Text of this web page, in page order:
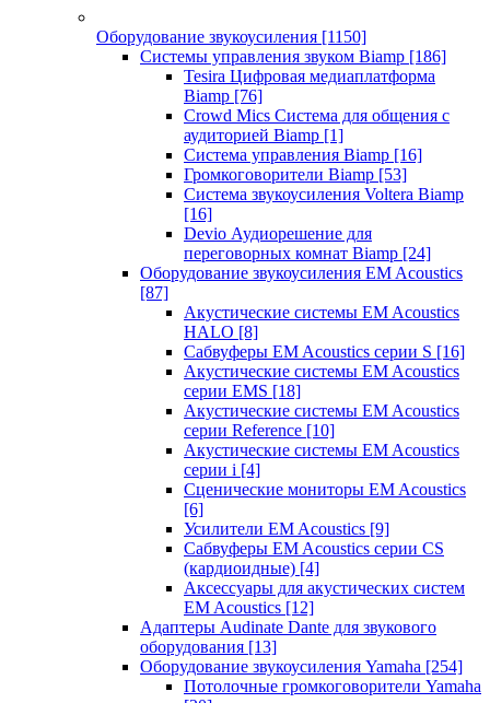
Оборудование звукоусиления [1150]
Системы управления звуком Biamp [186]
Tesira Цифровая медиаплатформа
Biamp [76]
Crowd Mics Система для общения с
аудиторией Biamp [1]
Система управления Biamp [16]
Громкоговорители Biamp [53]
Система звукоусиления Voltera Biamp
[16]
Devio Аудиорешение для
переговорных комнат Biamp [24]
Оборудование звукоусиления EM Acoustics
[87]
Акустические системы EM Acoustics
HALO [8]
Сабвуферы EM Acoustics серии S [16]
Акустические системы EM Acoustics
серии EMS [18]
Акустические системы EM Acoustics
серии Reference [10]
Акустические системы EM Acoustics
серии i [4]
Сценические мониторы EM Acoustics
[6]
Усилители EM Acoustics [9]
Сабвуферы EM Acoustics серии CS
(кардиоидные) [4]
Аксессуары для акустических систем
EM Acoustics [12]
Адаптеры Audinate Dante для звукового
оборудования [13]
Оборудование звукоусиления Yamaha [254]
Потолочные громкоговорители Yamaha